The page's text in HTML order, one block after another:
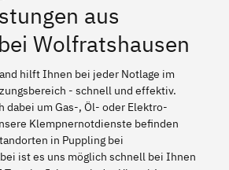
aus
Wolfratshausen
hilft Ihnen bei jeder Notlage im
- schnell und effektiv.
dabei um Gas-, Öl- oder Elektro-
Klempnernotdienste befinden
in Puppling bei
ist es uns möglich schnell bei Ihnen